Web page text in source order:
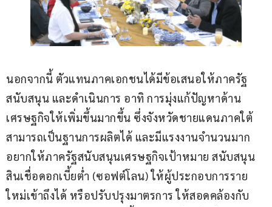
นอกจากนี้ ตัวแทนภาคเอกชนได้มีข้อเสนอให้ภาครัฐ
สนับสนุน และดำเนินการ อาทิ การมุ่งแก้ปัญหาด้าน
เศรษฐกิจให้เพิ่มขึ้นมากขึ้น ซึ่งจังหวัดชายแดนภาคใต้
สามารถเป็นฐานการผลิตได้ และมีแรงงานจำนวนมาก
อยากให้ภาครัฐสนับสนุนเศรษฐกิจเป้าหมาย สนับสนุน
สินเชื่อดอกเบี้ยต่ำ (ซอฟต์โลน) ให้ผู้ประกอบการราย
ใหม่เข้าถึงได้ หรือปรับปรุงมาตรการ ให้สอดคล้องกับ